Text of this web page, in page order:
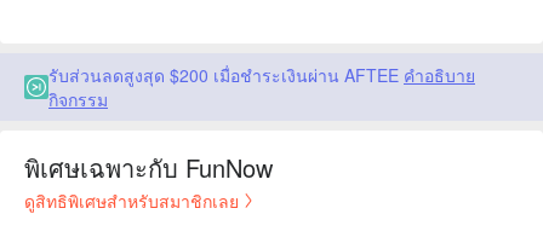
รับส่วนลดสูงสุด $200 เมื่อชำระเงินผ่าน AFTEE คำอธิบาย
กิจกรรม
พิเศษเฉพาะกับ FunNow
ดูสิทธิพิเศษสำหรับสมาชิกเลย